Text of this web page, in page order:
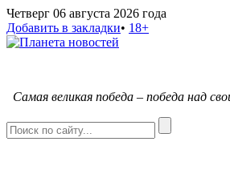
Четверг 06 августа 2026 года
Добавить в закладки• 18+
Самая великая победа – победа